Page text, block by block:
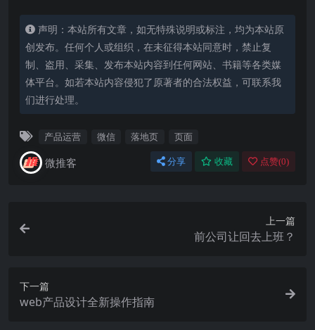
声明：本站所有文章，如无特殊说明或标注，均为本站原
创发布。任何个人或组织，在未征得本站同意时，禁止复
制、盗用、采集、发布本站内容到任何网站、书籍等各类媒
体平台。如若本站内容侵犯了原著者的合法权益，可联系我
们进行处理。
产品运营 微信 落地页 页面
微推客 分享 收藏 点赞(0)
上一篇
前公司让回去上班？
下一篇
web产品设计全新操作指南